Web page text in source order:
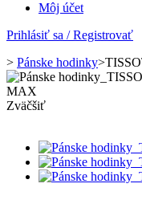
Môj účet
Prihlásiť sa / Registrovať
> Pánske hodinky>
Zväčšiť